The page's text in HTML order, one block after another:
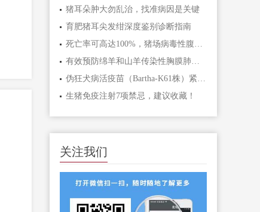
猪耳朵肿大勿乱治，找准病因是关键
育肥猪耳尖发绀深度鉴别诊断指南
死亡率可高达100%，猪场病毒性腹泻病因及防控措施
有效预防绵羊和山羊传染性胸膜肺炎------“澳传康”一针两防国内唯一
伪狂犬病活疫苗（Bartha-K61株）紧急免疫成功案例分享！
生猪免疫注射7项禁忌，建议收藏！
关注我们